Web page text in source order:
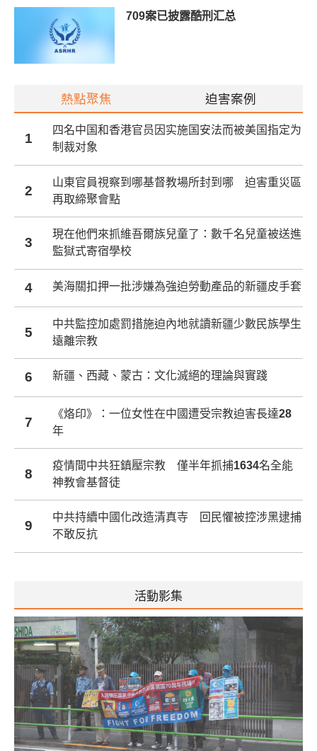
709案已披露酷刑汇总
熱點聚焦 迫害案例
1
四名中国和香港官员因实施国安法而被美国指定为
制裁对象
2
山東官員視察到哪基督教場所封到哪 迫害重災區
再取締聚會點
3
現在他們來抓維吾爾族兒童了：數千名兒童被送進
監獄式寄宿學校
4 美海關扣押一批涉嫌為強迫勞動產品的新疆皮手套
5
中共監控加處罰措施迫內地就讀新疆少數民族學生
遠離宗教
6 新疆、西藏、蒙古：文化滅絕的理論與實踐
7
《烙印》：一位女性在中國遭受宗教迫害長達28
年
8
疫情間中共狂鎮壓宗教 僅半年抓捕1634名全能
神教會基督徒
9
中共持續中國化改造清真寺 回民懼被控涉黑逮捕
不敢反抗
活動影集